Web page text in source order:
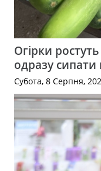
Огірки
одразу сипати
Субота, 8 Серпня,